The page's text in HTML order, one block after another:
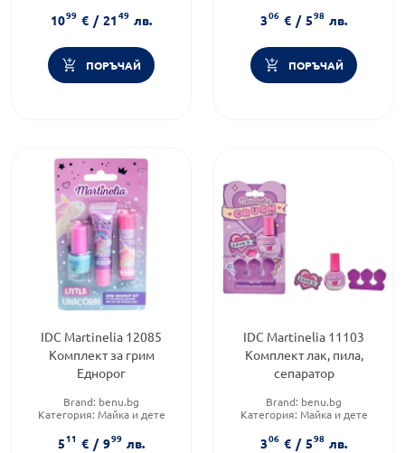
комплект
1099 € / 2149 лв.
ПОРЪЧАЙ
комплект
306 € / 598 лв.
ПОРЪЧАЙ
IDC Martinelia 12085
Комплект за грим
Еднорог
Brand: benu.bg
Категория: Майка и дете
комплект
511 € / 999 лв.
IDC Martinelia 11103
Комплект лак, пила,
сепаратор
Brand: benu.bg
Категория: Майка и дете
комплект
306 € / 598 лв.